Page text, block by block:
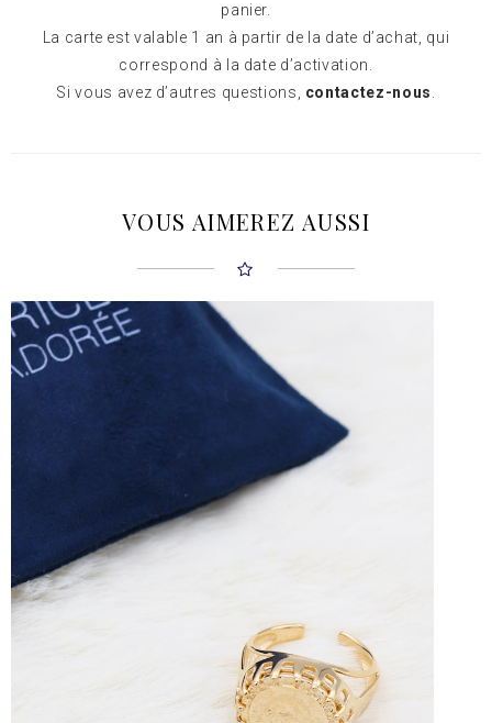
panier.
La carte est valable 1 an à partir de la date d’achat, qui
correspond à la date d’activation.
Si vous avez d’autres questions, contactez-nous
VOUS AIMEREZ AUSSI